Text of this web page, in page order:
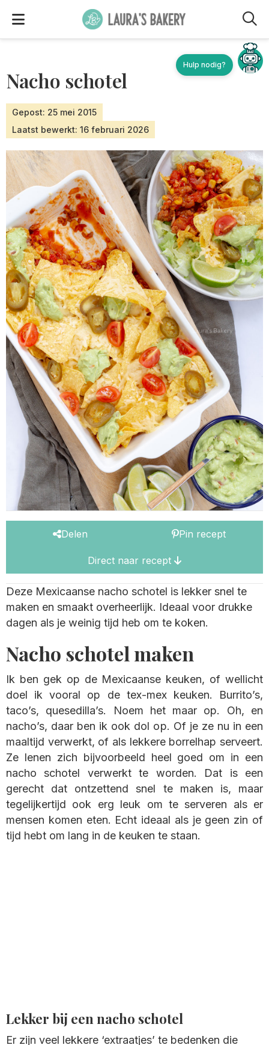
Nacho schotel
Gepost: 25 mei 2015
Laatst bewerkt: 16 februari 2026
Delen Pin recept
Direct naar recept
Deze Mexicaanse nacho schotel is lekker snel te
maken en smaakt overheerlijk. Ideaal voor drukke
dagen als je weinig tijd heb om te koken.
Nacho schotel maken
Ik ben gek op de Mexicaanse keuken, of wellicht
doel ik vooral op de tex-mex keuken. Burrito’s,
taco’s, quesedilla’s. Noem het maar op. Oh, en
nacho’s, daar ben ik ook dol op. Of je ze nu in een
maaltijd verwerkt, of als lekkere borrelhap serveert.
Ze lenen zich bijvoorbeeld heel goed om in een
nacho schotel verwerkt te worden. Dat is een
gerecht dat ontzettend snel te maken is, maar
tegelijkertijd ook erg leuk om te serveren als er
mensen komen eten. Echt ideaal als je geen zin of
tijd hebt om lang in de keuken te staan.
Lekker bij een nacho schotel
Er zijn veel lekkere ‘extraatjes’ te bedenken die
Hulp nodig?